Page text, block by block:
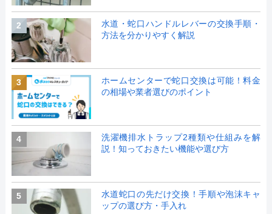
2
水道・蛇口ハンドルレバーの交換手順・
方法を分かりやすく解説
3
ホームセンターで蛇口交換は可能！料金
の相場や業者選びのポイント
4
洗濯機排水トラップ2種類や仕組みを解
説！知っておきたい機能や選び方
5
水道蛇口の先だけ交換！手順や泡沫キャ
ップの選び方・手入れ